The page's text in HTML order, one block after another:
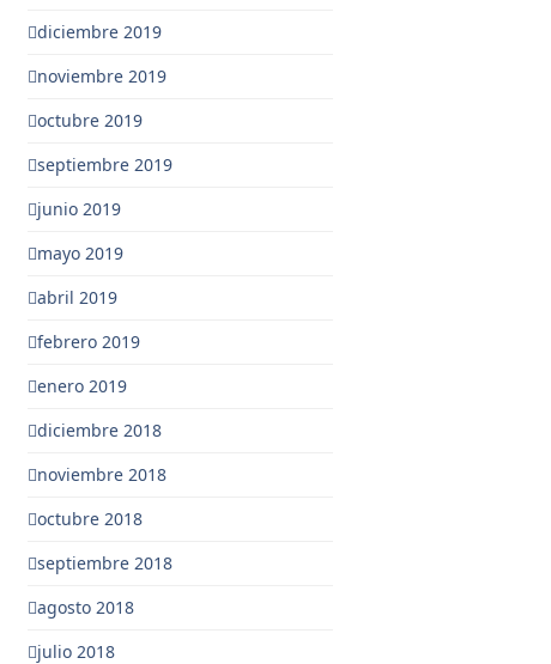
diciembre 2019
noviembre 2019
octubre 2019
septiembre 2019
junio 2019
mayo 2019
abril 2019
febrero 2019
enero 2019
diciembre 2018
noviembre 2018
octubre 2018
septiembre 2018
agosto 2018
julio 2018